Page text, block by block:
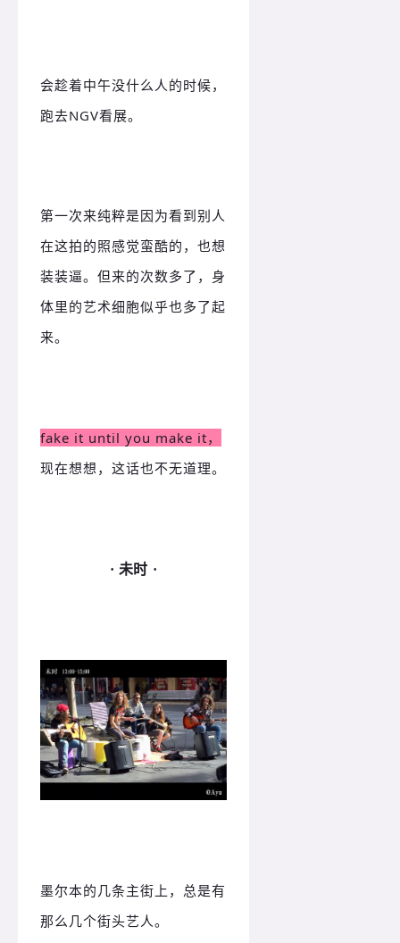
会趁着中午没什么人的时候，
跑去NGV看展。
第一次来纯粹是因为看到别人
在这拍的照感觉蛮酷的，也想
装装逼。 但来的次数多了，身
体里的艺术细胞似乎也多了起
来。
fake it until you make it，
现在想想，这话也不无道理。
· 未时 ·
墨尔本的几条主街上，总是有
那么几个街头艺人。